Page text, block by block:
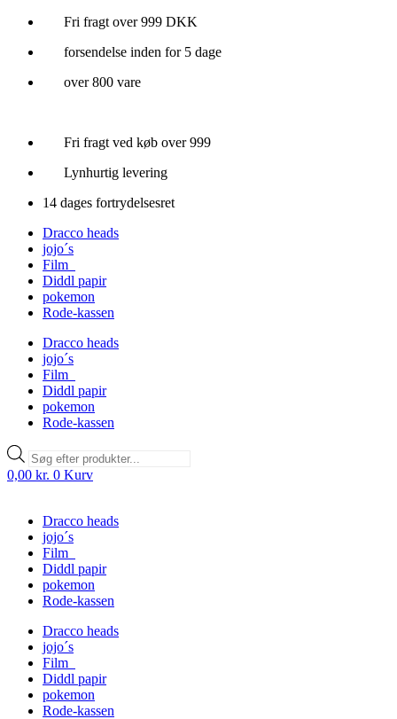
Videre
indhold
Fri fragt over 999 DKK
forsendelse inden for 5 dage
over 800 vare
Fri fragt ved køb over 999
Lynhurtig levering
14 dages fortrydelsesret
Dracco heads
jojo´s
Film
Diddl papir
pokemon
Rode-kassen
Dracco heads
jojo´s
Film
Diddl papir
pokemon
Rode-kassen
Products
search
0,00 kr. 0 Kurv
Dracco heads
jojo´s
Film
Diddl papir
pokemon
Rode-kassen
Dracco heads
jojo´s
Film
Diddl papir
pokemon
Rode-kassen